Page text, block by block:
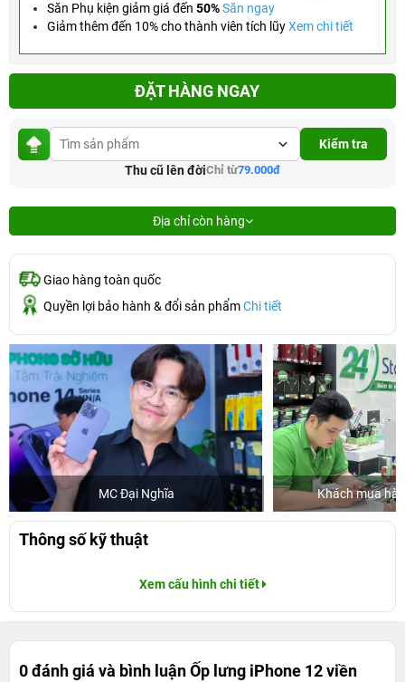
Săn Phụ kiện giảm giá đến 50%Săn ngay
Giảm thêm đến 10% cho thành viên tích lũyXem chi tiết
ĐẶT HÀNG NGAY
Kiểm tra
Thu cũ lên đờiChỉ từ79.000đ
Địa chỉ còn hàng
Giao hàng toàn quốc
Quyền lợi bảo hành & đổi sản phẩmChi tiết
MC Đại Nghĩa Khách mua
Thông số kỹ thuật
Xem cấu hình chi tiết
0 đánh giá và bình luậnỐp lưng iPhone 12 viền